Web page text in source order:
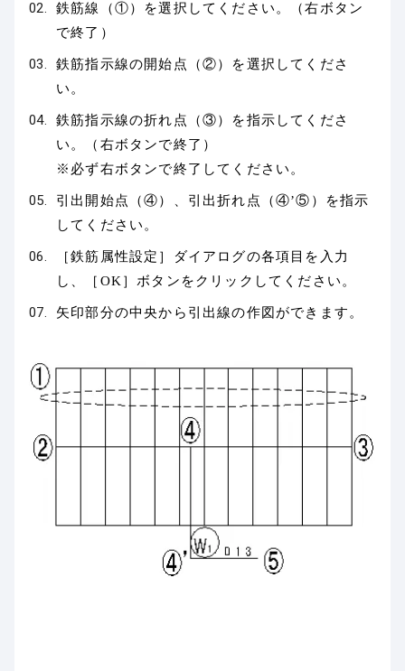
鉄筋線（①）を選択してください。（右ボタン
で終了）
鉄筋指示線の開始点（②）を選択してくださ
い。
鉄筋指示線の折れ点（③）を指示してくださ
い。（右ボタンで終了）
※必ず右ボタンで終了してください。
引出開始点（④）、引出折れ点（④’⑤）を指示
してください。
［鉄筋属性設定］ダイアログの各項目を入力
し、［OK］ボタンをクリックしてください。
矢印部分の中央から引出線の作図ができます。